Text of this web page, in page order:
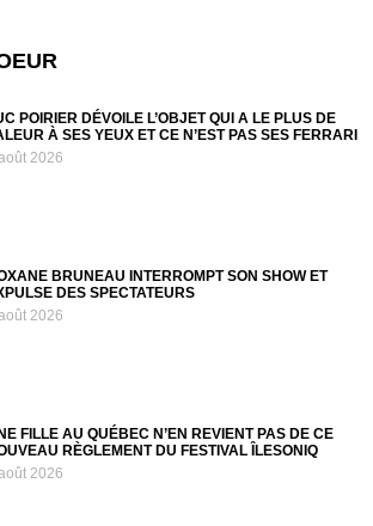
POIRIER DÉVOILE L’OBJET QUI A LE PLUS DE
À SES YEUX ET CE N’EST PAS SES FERRARI
2026
BRUNEAU INTERROMPT SON SHOW ET
DES SPECTATEURS
2026
FILLE AU QUÉBEC N’EN REVIENT PAS DE CE
RÈGLEMENT DU FESTIVAL ÎLESONIQ
2026